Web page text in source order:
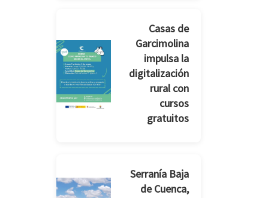
Casas de
Garcimolina
impulsa la
digitalización
rural con
cursos
gratuitos
Serranía Baja
de Cuenca,